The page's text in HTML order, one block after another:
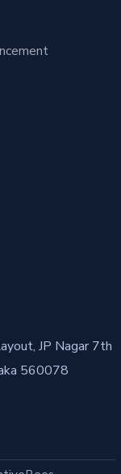
JP Nagar 7th
560078